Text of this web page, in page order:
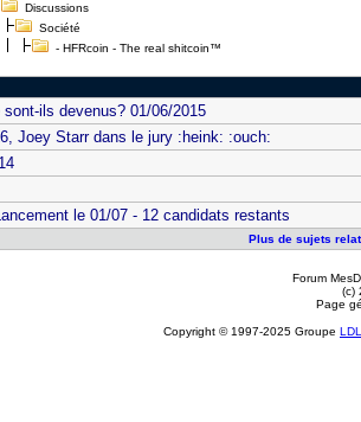
Discussions
Société
- HFRcoin - The real shitcoin™
ils devenus? 01/06/2015
Joey Starr dans le jury :heink: :ouch:
le 01/07 - 12 candidats restants
Plus de sujets
Forum
(c)
Page
Copyright © 1997-2025 Groupe